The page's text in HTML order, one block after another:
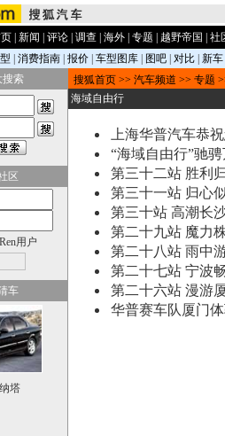
新闻 评论 调查 海外 专题 越野帝国
社
消费指南| 报价| 车型图库| 图吧| 对比| 新车
搜索
区
用户
车
塔
搜狐首页 >> 汽车频道 >> 专题
海域自由行
上海华普汽车恭
“海域自由行”驰
第三十二站 胜利
第三十一站 归心
第三十站 高潮长
第二十九站 魔力
第二十八站 雨中
第二十七站 宁波
第二十六站 漫游
华普赛车队厦门